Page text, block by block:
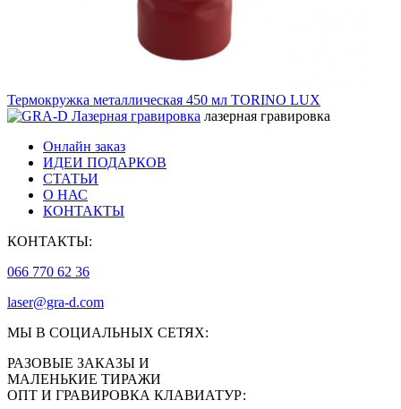
Термокружка металлическая 450 мл TORINO LUX
лазерная гравировка
Онлайн заказ
ИДЕИ ПОДАРКОВ
СТАТЬИ
О НАС
КОНТАКТЫ
КОНТАКТЫ:
066 770 62 36
laser@gra-d.com
МЫ В СОЦИАЛЬНЫХ СЕТЯХ:
РАЗОВЫЕ ЗАКАЗЫ И
МАЛЕНЬКИЕ ТИРАЖИ
ОПТ И ГРАВИРОВКА КЛАВИАТУР: